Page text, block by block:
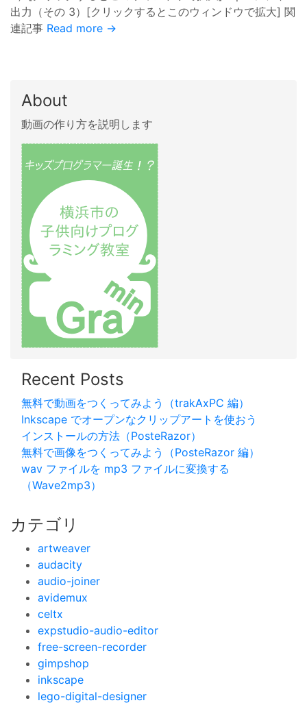
出力（その 3）[クリックするとこのウィンドウで拡大] 関
連記事 Read more →
About
動画の作り方を説明します
Recent Posts
無料で動画をつくってみよう（trakAxPC 編）
Inkscape でオープンなクリップアートを使おう
インストールの方法（PosteRazor）
無料で画像をつくってみよう（PosteRazor 編）
wav ファイルを mp3 ファイルに変換する
（Wave2mp3）
カテゴリ
artweaver
audacity
audio-joiner
avidemux
celtx
expstudio-audio-editor
free-screen-recorder
gimpshop
inkscape
lego-digital-designer